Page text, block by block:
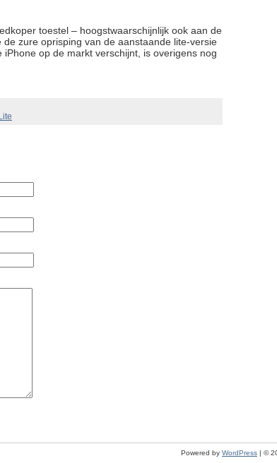
toestel – hoogstwaarschijnlijk ook aan de
zure oprisping van de aanstaande lite-versie
op de markt verschijnt, is overigens nog
Lite
Powered by WordPress | ©